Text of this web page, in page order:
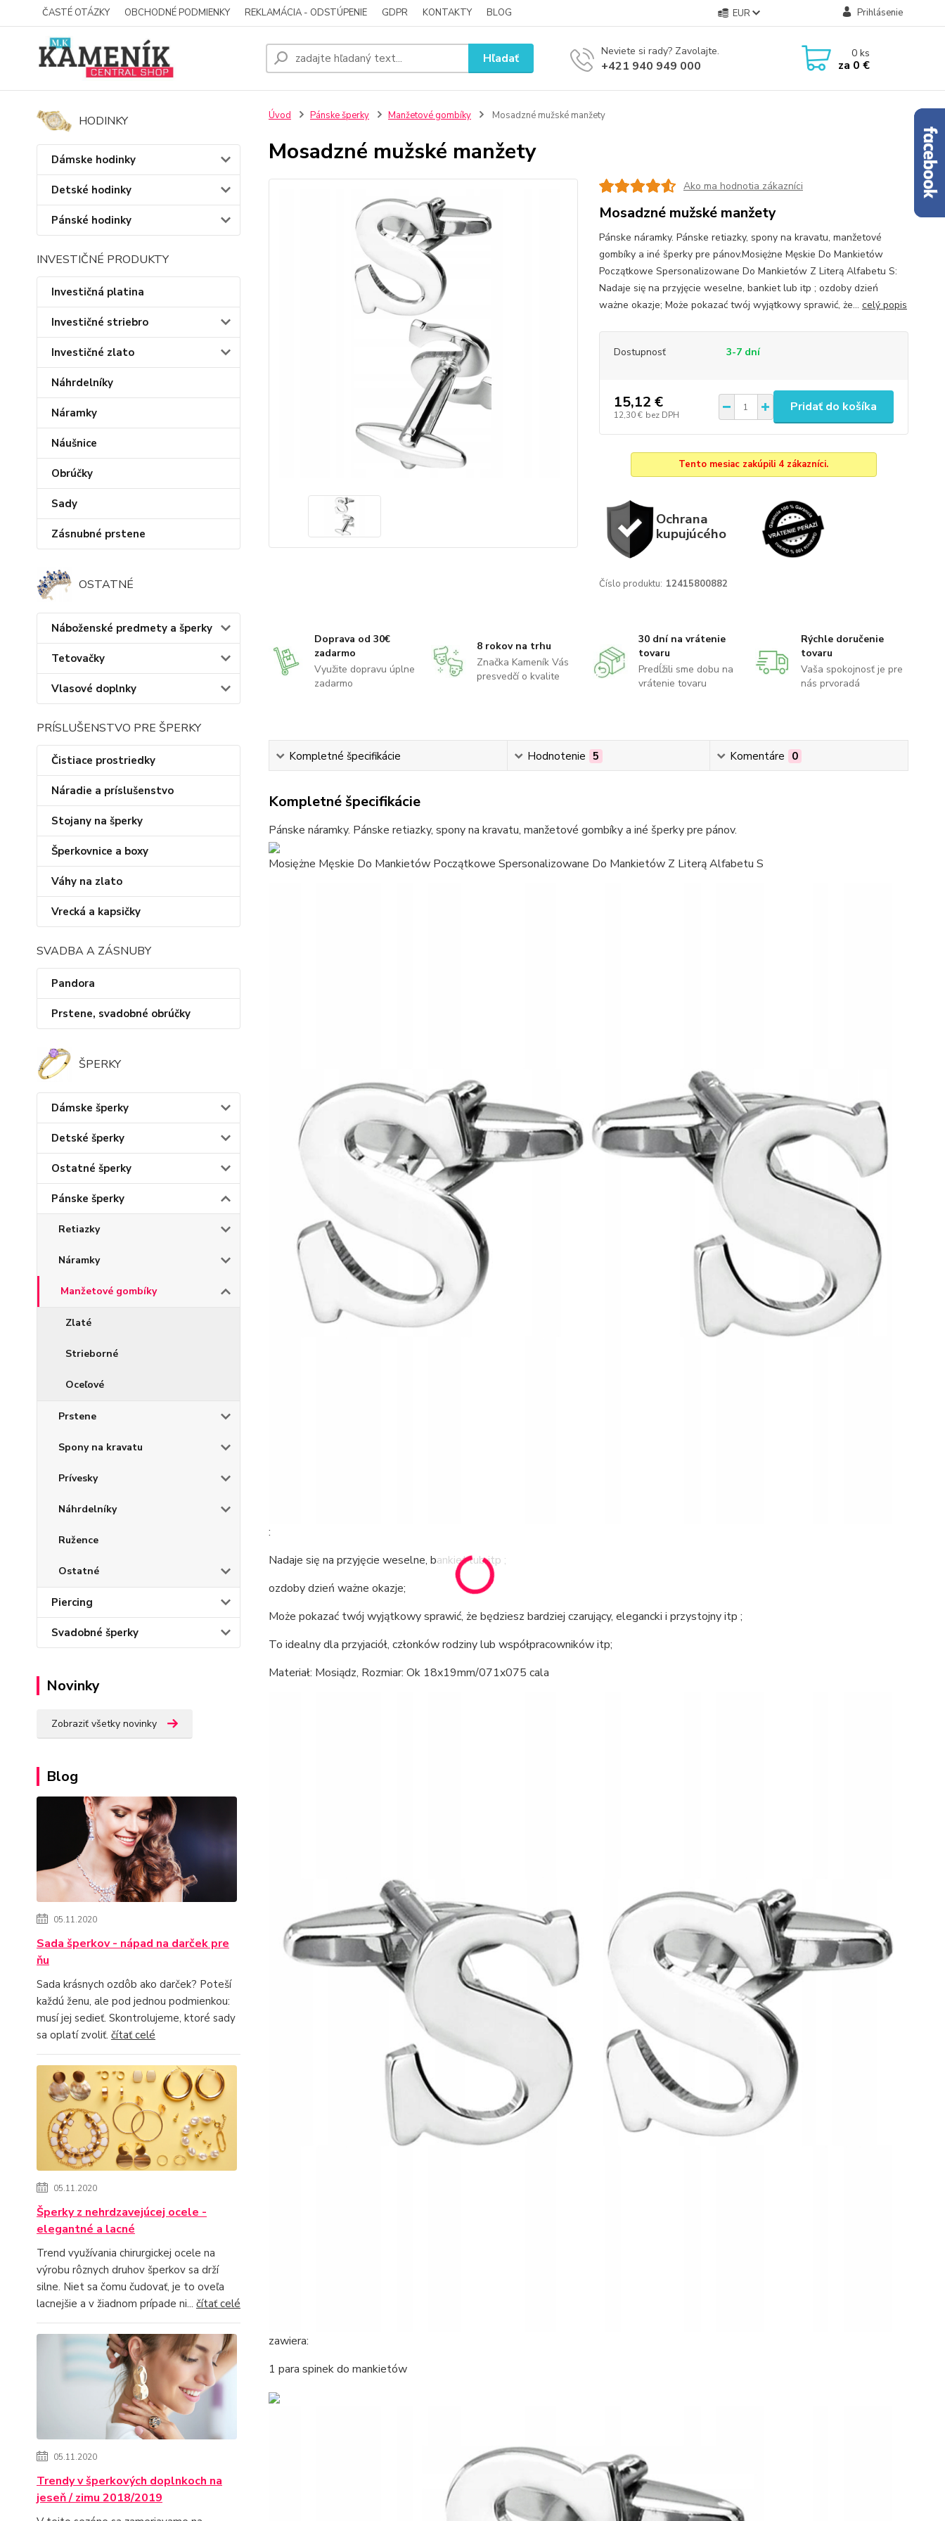
ČASTÉ OTÁZKY OBCHODNÉ PODMIENKY REKLAMÁCIA - ODSTÚPENIE GDPR KONTAKTY BLOG EUR Prihlásenie
Hľadať Neviete si rady? Zavolajte.
+421 940 949 000
0ks
za 0 €
HODINKY
Dámske hodinky
Detské hodinky
Pánské hodinky
INVESTIČNÉ PRODUKTY
Investičná platina
Investičné striebro
Investičné zlato
Náhrdelníky
Náramky
Náušnice
Obrúčky
Sady
Zásnubné prstene
OSTATNÉ
Náboženské predmety a šperky
Tetovačky
Vlasové doplnky
PRÍSLUŠENSTVO PRE ŠPERKY
Čistiace prostriedky
Náradie a príslušenstvo
Stojany na šperky
Šperkovnice a boxy
Váhy na zlato
Vrecká a kapsičky
SVADBA A ZÁSNUBY
Pandora
Prstene, svadobné obrúčky
ŠPERKY
Dámske šperky
Detské šperky
Ostatné šperky
Pánske šperky
Retiazky
Náramky
Manžetové gombíky
Zlaté
Strieborné
Oceľové
Prstene
Spony na kravatu
Prívesky
Náhrdelníky
Ružence
Ostatné
Piercing
Svadobné šperky
Novinky
Zobraziť všetky novinky
Blog
05.11.2020
Sada šperkov - nápad na darček pre
ňu
Sada krásnych ozdôb ako darček? Poteší
každú ženu, ale pod jednou podmienkou:
musí jej sedieť. Skontrolujeme, ktoré sady
sa oplatí zvoliť. čítať celé
05.11.2020
Šperky z nehrdzavejúcej ocele -
elegantné a lacné
Trend využívania chirurgickej ocele na
výrobu rôznych druhov šperkov sa drží
silne. Niet sa čomu čudovať, je to oveľa
lacnejšie a v žiadnom prípade ni... čítať celé
05.11.2020
Trendy v šperkových doplnkoch na
jeseň / zimu 2018/2019
Úvod Pánske šperky Manžetové gombíky Mosadzné mužské manžety
Mosadzné mužské manžety
Ako ma hodnotia zákazníci
Mosadzné mužské manžety
Pánske náramky. Pánske retiazky, spony na kravatu, manžetové
gombíky a iné šperky pre pánov.Mosiężne Męskie Do Mankietów
Początkowe Spersonalizowane Do Mankietów Z Literą Alfabetu S:
Nadaje się na przyjęcie weselne, bankiet lub itp ; ozdoby dzień
ważne okazje; Może pokazać twój wyjątkowy sprawić, że... celý popis
Dostupnosť 3-7 dní
15,12 €
12,30 € bez DPH
Pridať do košíka
Tento mesiac zakúpili 4 zákazníci.
Ochrana
kupujúcého
Číslo produktu: 12415800882
Doprava od 30€
zadarmo
Využite dopravu úplne
zadarmo
8 rokov na trhu
Značka Kameník Vás
presvedčí o kvalite
30 dní na vrátenie
tovaru
Predĺžili sme dobu na
vrátenie tovaru
Rýchle doručenie
tovaru
Vaša spokojnosť je pre
nás prvoradá
Kompletné špecifikácie Hodnotenie 5 Komentáre 0
Kompletné špecifikácie
Pánske náramky. Pánske retiazky, spony na kravatu, manžetové gombíky a iné šperky pre pánov.
Mosiężne Męskie Do Mankietów Początkowe Spersonalizowane Do Mankietów Z Literą Alfabetu S
:
Nadaje się na przyjęcie weselne, bankiet lub itp ;
ozdoby dzień ważne okazje;
Może pokazać twój wyjątkowy sprawić, że będziesz bardziej czarujący, elegancki i przystojny itp ;
To idealny dla przyjaciół, członków rodziny lub współpracowników itp;
Materiał: Mosiądz, Rozmiar: Ok 18x19mm/071x075 cala
zawiera:
1 para spinek do mankietów